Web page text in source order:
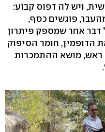
ויש לה דפוס קבוע:
פוגשים כסף,
דבר אחר שמספק פיתרון
הדופמין, חומר הסיפוק
ראש, מושא ההתמכרות